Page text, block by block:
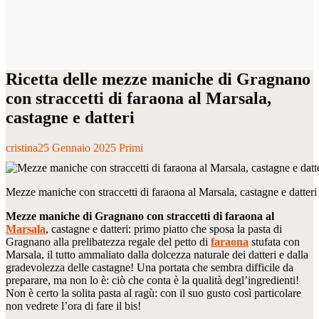
Ricetta delle mezze maniche di Gragnano
con straccetti di faraona al Marsala,
castagne e datteri
cristina25 Gennaio 2025 Primi
Mezze maniche con straccetti di faraona al Marsala, castagne e datteri
Mezze maniche di Gragnano con straccetti di faraona al
Marsala, castagne e datteri: primo piatto che sposa la pasta di
Gragnano alla prelibatezza regale del petto di faraona stufata con
Marsala, il tutto ammaliato dalla dolcezza naturale dei datteri e dalla
gradevolezza delle castagne! Una portata che sembra difficile da
preparare, ma non lo è: ciò che conta è la qualità degl’ingredienti!
Non è certo la solita pasta al ragù: con il suo gusto così particolare
non vedrete l’ora di fare il bis!